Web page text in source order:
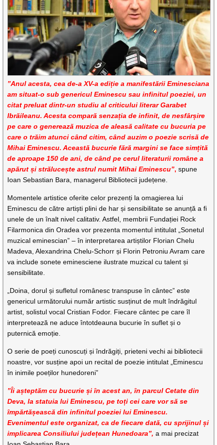
”Anul acesta, cea de-a XV-a ediție a manifestării Eminesciana
am situat-o sub genericul Eminescu sau infinitul poeziei, un
citat preluat dintr-un studiu al criticului literar Garabet
Ibrăileanu. Acesta compară senzația de infinit, de nesfârșire
pe care o generează muzica de aleasă calitate cu bucuria pe
care o trăim atunci când citim, când auzim o poezie scrisă de
Mihai Eminescu. Această bucurie fără margini se face simțită
de aproape 150 de ani, de când pe cerul literaturii române a
apărut și strălucește astrul numit Mihai Eminescu”, spune
Ioan Sebastian Bara, managerul Bibliotecii județene.
Momentele artistice oferite celor prezenți la omagierea lui
Eminescu de către artiști plini de har și sensibilitate se anunță a fi
unele de un înalt nivel calitativ. Astfel, membrii Fundației Rock
Filarmonica din Oradea vor prezenta momentul intitulat „Sonetul
muzical eminescian” – în interpretarea artiștilor Florian Chelu
Madeva, Alexandrina Chelu-Schorr și Florin Petroniu Avram care
va include sonete eminesciene ilustrate muzical cu talent și
sensibilitate.
„Doina, dorul și sufletul românesc transpuse în cântec” este
genericul următorului număr artistic susținut de mult îndrăgitul
artist, solistul vocal Cristian Fodor. Fiecare cântec pe care îl
interpretează ne aduce întotdeauna bucurie în suflet și o
puternică emoție.
O serie de poeți cunoscuți și îndrăgiți, prieteni vechi ai bibliotecii
noastre, vor susține apoi un recital de poezie intitulat „Eminescu
în inimile poeților hunedoreni”
”Îi așteptăm cu bucurie și în acest an, în parcul Cetate din
Deva, la statuia lui Eminescu, pe toți cei care vor să se
împărtășească din infinitul poeziei lui Eminescu.
Evenimentul este organizat, ca de fiecare dată, cu sprijinul și
implicarea Consiliului județean Hunedoara”, a mai precizat